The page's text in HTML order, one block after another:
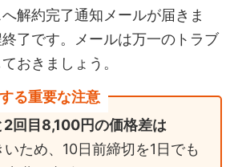
解約完了通知メールが届きま
了です。メールは万一のトラブ
おきましょう。
る重要な注意
回目8,100円の価格差は
いため、10日前締切を1日でも